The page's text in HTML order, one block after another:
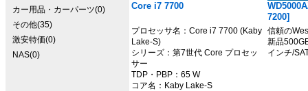
カー用品・カーパーツ(0)
その他(35)
激安特価(0)
NAS(0)
Core i7 7700
プロセッサ名：Core i7 7700 (Kaby
Lake-S)
シリーズ：第7世代 Core プロセッ
サー
TDP・PBP：65 W
コア名：Kaby Lake-S
7200]
信頼の
新品
インチ/